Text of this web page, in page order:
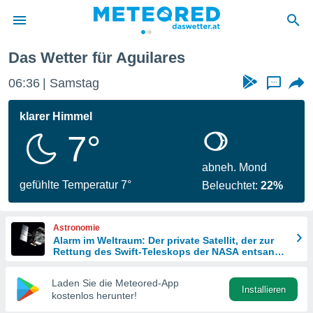
wurde
dass
sind.
diese
Das Wetter für Aguilares
06:36 Samstag ...
klarer Himmel
7°
gefühlte Temperatur 7°
abneh. Mond
Beleuchtet:22%
Astronomie
Alarm im Weltraum: Der private Satellit, der zur
Rettung des Swift-Teleskops der NASA entsandt
Laden Sie die Meteored-App
kostenlos herunter!
Installieren